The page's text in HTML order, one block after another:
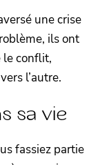
une crise
ils ont
le conflit,
l’autre.
sa vie
fassiez partie